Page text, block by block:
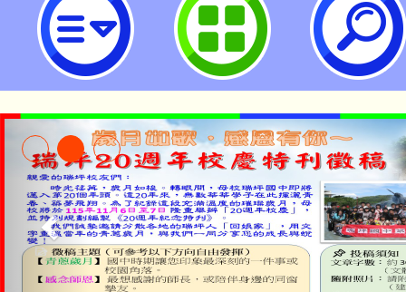
計畫-桃園市立瑞坪國民中學
淨零綠生活教案入校路